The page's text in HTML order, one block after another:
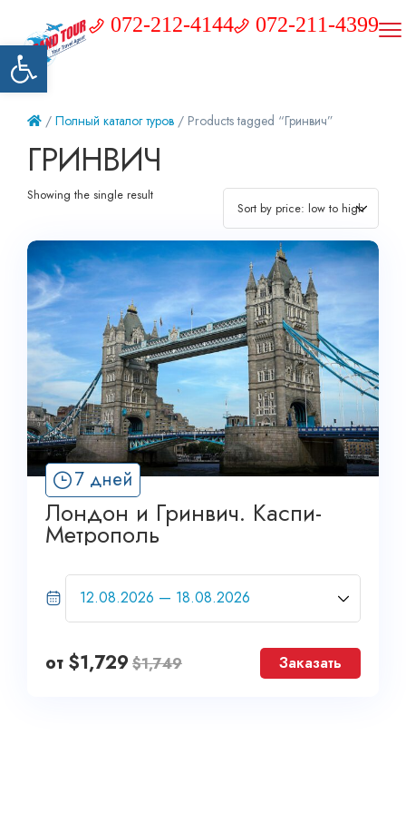
Открыть панель инструментов
072-212-4144 072-211-4399
/ Полный каталог туров / Products tagged “Гринвич”
ГРИНВИЧ
Showing the single result
7 дней
Лондон и Гринвич. Каспи-
Метрополь
от $1,729 $1,749 Заказать